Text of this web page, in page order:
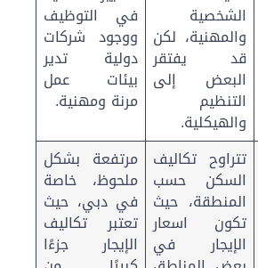
الشخصية
والمهنية، لكن
قد يفتقر
البعض إلى
التنظيم
والهيكلية.
في التوظيف
ووجود شركات
دولية تدير
بيئات عمل
مرنة ومهنية.
تتراوح تكاليف
السكن حسب
المنطقة، حيث
تكون اسعار
الإيجار في
مرتفعة بشكل
ملحوظ، خاصة
في دبي، حيث
تعتبر تكاليف
الإيجار جزءًا